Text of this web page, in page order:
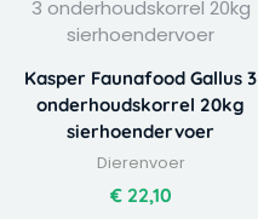
Kasper Faunafood Gallus 3
onderhoudskorrel 20kg
sierhoendervoer
Dierenvoer
€22,10